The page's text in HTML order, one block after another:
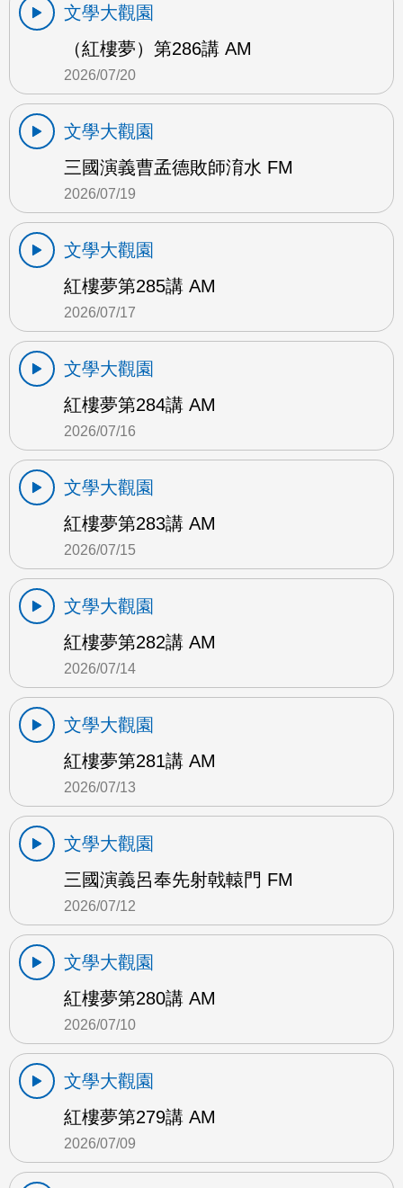
文學大觀園
（紅樓夢）第286講 AM
2026/07/20
文學大觀園
三國演義曹孟德敗師淯水 FM
2026/07/19
文學大觀園
紅樓夢第285講 AM
2026/07/17
文學大觀園
紅樓夢第284講 AM
2026/07/16
文學大觀園
紅樓夢第283講 AM
2026/07/15
文學大觀園
紅樓夢第282講 AM
2026/07/14
文學大觀園
紅樓夢第281講 AM
2026/07/13
文學大觀園
三國演義呂奉先射戟轅門 FM
2026/07/12
文學大觀園
紅樓夢第280講 AM
2026/07/10
文學大觀園
紅樓夢第279講 AM
2026/07/09